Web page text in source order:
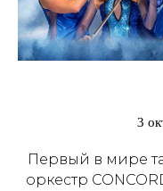
3
Первый в мире
оркестр